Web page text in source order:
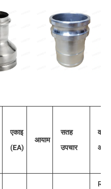
एकाइ
(EA)
आयाम
सतह
उपचार